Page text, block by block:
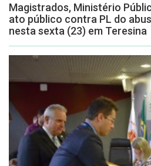
Magistrados, Ministério
ato público contra PL do
nesta sexta (23) em Teresina